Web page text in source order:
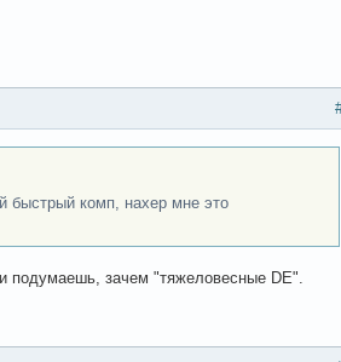
быстрый комп, нахер мне это
подумаешь, зачем "тяжеловесные DE".